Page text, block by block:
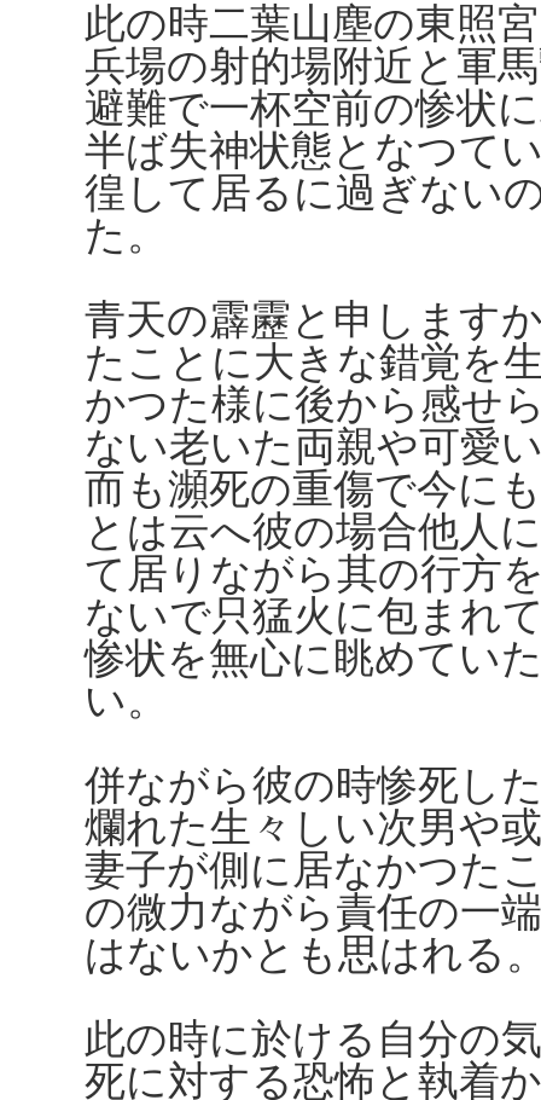
此の時二葉山塵の東照
兵場の射的場附近と軍
避難で一杯空前の惨状
半ば失神状態となつて
徨して居るに過ぎない
た。
青天の霹靂と申します
たことに大きな錯覚を
かつた様に後から感せ
ない老いた両親や可愛
而も瀕死の重傷で今に
とは云へ彼の場合他人
て居りながら其の行方
ないで只猛火に包まれ
惨状を無心に眺めてい
い。
併ながら彼の時惨死し
爛れた生々しい次男や
妻子が側に居なかつた
の微力ながら責任の一
はないかとも思はれる
此の時に於ける自分の
死に対する恐怖と執着